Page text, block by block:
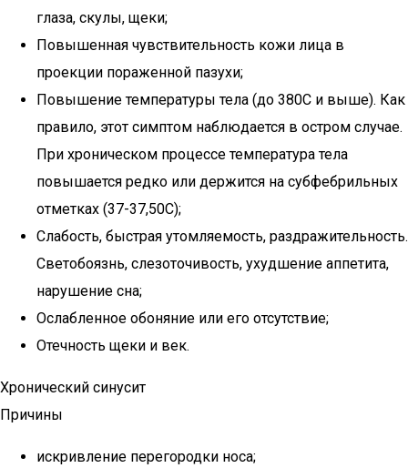
глаза, скулы, щеки;
Повышенная чувствительность кожи лица в
проекции пораженной пазухи;
Повышение температуры тела (до 380С и выше). Как
правило, этот симптом наблюдается в остром случае.
При хроническом процессе температура тела
повышается редко или держится на субфебрильных
отметках (37-37,50С);
Слабость, быстрая утомляемость, раздражительность.
Светобоязнь, слезоточивость, ухудшение аппетита,
нарушение сна;
Ослабленное обоняние или его отсутствие;
Отечность щеки и век.
Хронический синусит
Причины
искривление перегородки носа;